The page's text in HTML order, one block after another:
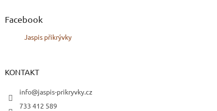
Facebook
Jaspis přikrývky
KONTAKT
info@jaspis-prikryvky.cz
733 412 589